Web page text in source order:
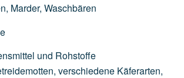
Marder, Waschbären
und Rohstoffe
verschiedene Käferarten,